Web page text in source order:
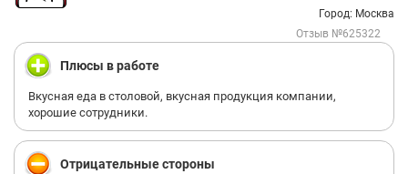
Город: Москва
Отзыв №625322
Плюсы в работе
Вкусная еда в столовой, вкусная продукция компании,
хорошие сотрудники.
Отрицательные стороны